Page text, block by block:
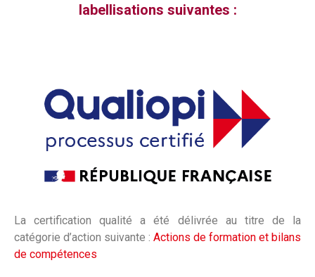
labellisations suivantes :
La certification qualité a été délivrée au titre de la
catégorie d’action suivante : Actions de formation et bilans
de compétences